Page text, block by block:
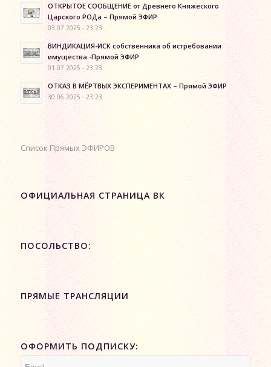
ОТКРЫТОЕ СООБЩЕНИЕ от Древнего Княжеского
Царского РОДа – Прямой ЭФИР
03.07.2025 - 23:23
ВИНДИКАЦИЯ-ИСК собственника об истребовании
имущества -Прямой ЭФИР
01.07.2025 - 23:23
ОТКАЗ В МЁРТВЫХ ЭКСПЕРИМЕНТАХ – Прямой ЭФИР
30.06.2025 - 23:23
Список Прямых ЭФИРОВ
ОФИЦИАЛЬНАЯ СТРАНИЦА ВК
ПОСОЛЬСТВО:
ПРЯМЫЕ ТРАНСЛЯЦИИ
ОФОРМИТЬ ПОДПИСКУ: